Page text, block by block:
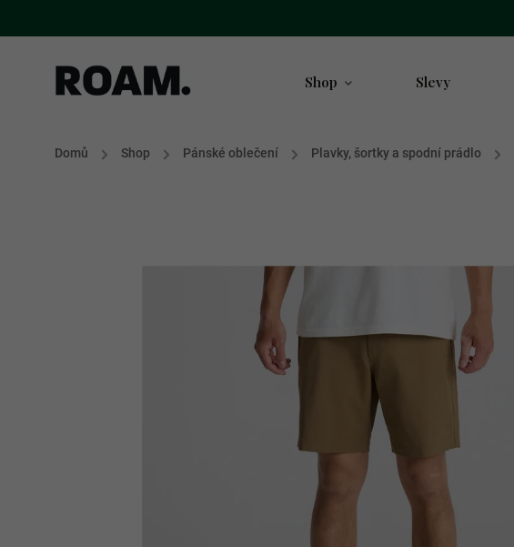
Shop Slevy
Domů / Shop / Pánské oblečení / Plavky, šortky a spodní prádlo /